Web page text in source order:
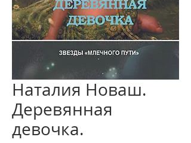
Наталия Новаш.
Деревянная
девочка.